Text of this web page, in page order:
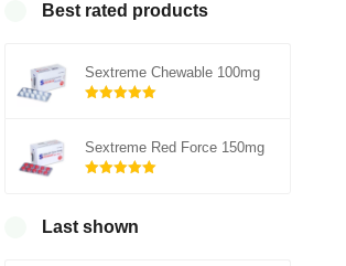
Best rated products
Sextreme Chewable 100mg
Sextreme Red Force 150mg
Last shown